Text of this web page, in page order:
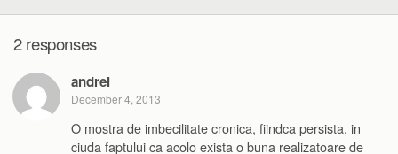
2 responses
andrei
December 4, 2013
O mostra de imbecilitate cronica, fiindca persista, in
ciuda faptului ca acolo exista o buna realizatoare de